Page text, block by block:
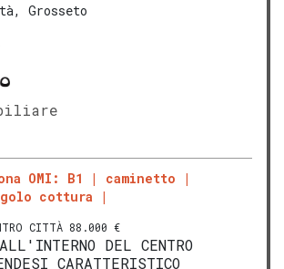
Grosseto
OMI: B1
caminetto
cottura
CITTÀ 88.000 €
DEL CENTRO
CARATTERISTICO